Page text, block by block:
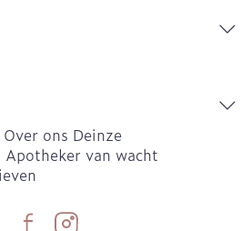
Over ons Deinze
Apotheker van wacht